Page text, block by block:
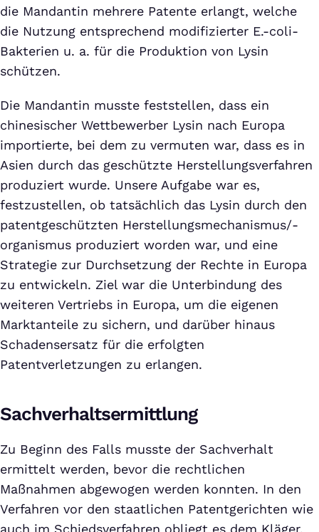
die Mandantin mehrere Patente erlangt, welche
die Nutzung entsprechend modifizierter E.-coli-
Bakterien u. a. für die Produktion von Lysin
schützen.
Die Mandantin musste feststellen, dass ein
chinesischer Wettbewerber Lysin nach Europa
importierte, bei dem zu vermuten war, dass es in
Asien durch das geschützte Herstellungsverfahren
produziert wurde. Unsere Aufgabe war es,
festzustellen, ob tatsächlich das Lysin durch den
patentgeschützten Herstellungsmechanismus/-
organismus produziert worden war, und eine
Strategie zur Durchsetzung der Rechte in Europa
zu entwickeln. Ziel war die Unterbindung des
weiteren Vertriebs in Europa, um die eigenen
Marktanteile zu sichern, und darüber hinaus
Schadensersatz für die erfolgten
Patentverletzungen zu erlangen.
Sachverhaltsermittlung
Zu Beginn des Falls musste der Sachverhalt
ermittelt werden, bevor die rechtlichen
Maßnahmen abgewogen werden konnten. In den
Verfahren vor den staatlichen Patentgerichten wie